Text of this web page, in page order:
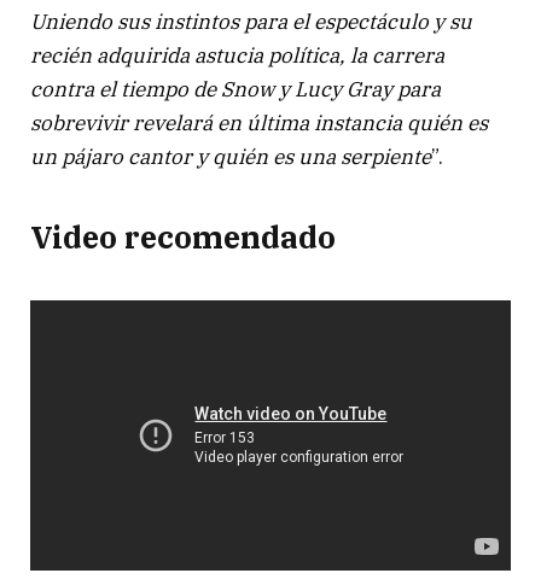
Uniendo sus instintos para el espectáculo y su
recién adquirida astucia política, la carrera
contra el tiempo de Snow y Lucy Gray para
sobrevivir revelará en última instancia quién es
un pájaro cantor y quién es una serpiente”.
Video recomendado